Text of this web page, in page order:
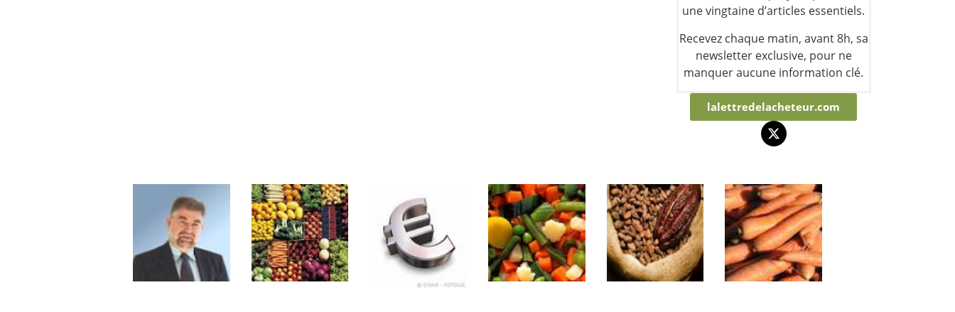
une vingtaine d’articles essentiels.
Recevez chaque matin, avant 8h, sa
newsletter exclusive, pour ne
manquer aucune information clé.
lalettredelacheteur.com